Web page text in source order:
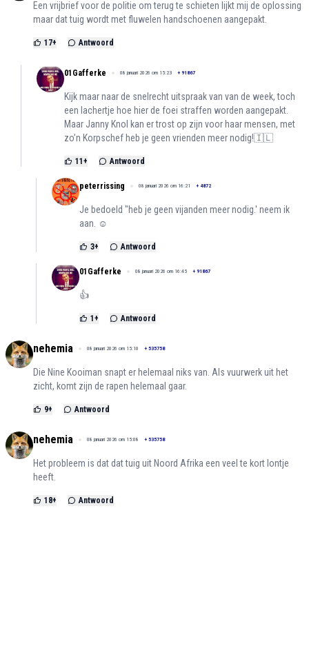
Een vrijbrief voor de politie om terug te schieten lijkt mij de oplossing
maar dat tuig wordt met fluwelen handschoenen aangepakt.
17+ Antwoord
01Gafferke 08 januari 2026 om 15:23 + 91867
Kijk maar naar de snelrecht uitspraak van van de week, toch
een lachertje hoe hier de foei straffen worden aangepakt.
Maar Janny Knol kan er trost op zijn voor haar mensen, met
zo’n Korpschef heb je geen vrienden meer nodig!🇮🇱
11+ Antwoord
peterrissing 08 januari 2026 om 16:21 + 4872
Je bedoeld "heb je geen vijanden meer nodig.' neem ik
aan. ☺
3+ Antwoord
01Gafferke 08 januari 2026 om 16:45 + 91867
👍
1+ Antwoord
nehemia 08 januari 2026 om 15:10 + 535758
Die Nine Kooiman snapt er helemaal niks van. Als vuurwerk uit het
zicht, komt zijn de rapen helemaal gaar.
9+ Antwoord
nehemia 08 januari 2026 om 15:08 + 535758
Het probleem is dat dat tuig uit Noord Afrika een veel te kort lontje
heeft.
18+ Antwoord